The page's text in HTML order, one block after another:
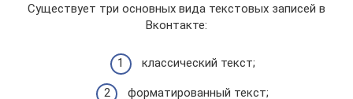
Существует три основных вида текстовых записей в
Вконтакте:
классический текст;
форматированный текст;